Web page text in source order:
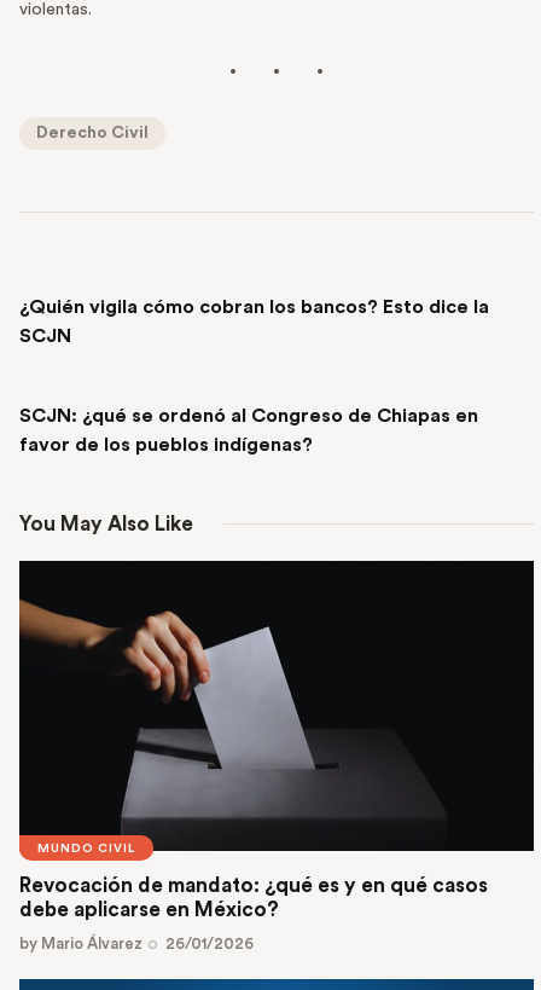
violentas.
Derecho Civil
¿Quién vigila cómo cobran los bancos? Esto dice la
SCJN
SCJN: ¿qué se ordenó al Congreso de Chiapas en
favor de los pueblos indígenas?
You May Also Like
MUNDO CIVIL
Revocación de mandato: ¿qué es y en qué casos
debe aplicarse en México?
by Mario Álvarez 26/01/2026